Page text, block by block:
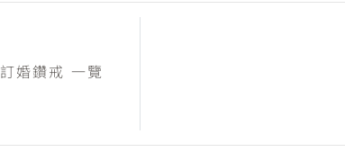
訂婚鑽戒 一覽